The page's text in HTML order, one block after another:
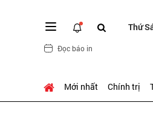
Thứ
Đọc báo in
Mới nhất Chính trị